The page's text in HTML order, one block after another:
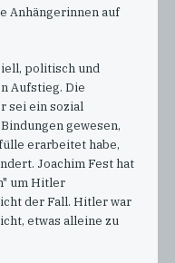
Anhängerinnen auf
politisch und
Aufstieg. Die
sei ein sozial
gewesen,
erarbeitet habe,
Joachim Fest hat
um Hitler
der Fall. Hitler war
etwas alleine zu